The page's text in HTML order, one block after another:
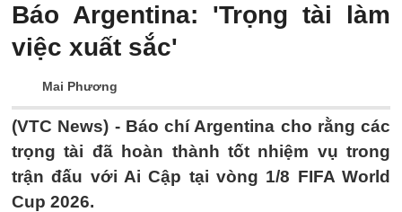
Báo Argentina: 'Trọng tài làm
việc xuất sắc'
Mai Phương
(VTC News) - Báo chí Argentina cho rằng các
trọng tài đã hoàn thành tốt nhiệm vụ trong
trận đấu với Ai Cập tại vòng 1/8 FIFA World
Cup 2026.